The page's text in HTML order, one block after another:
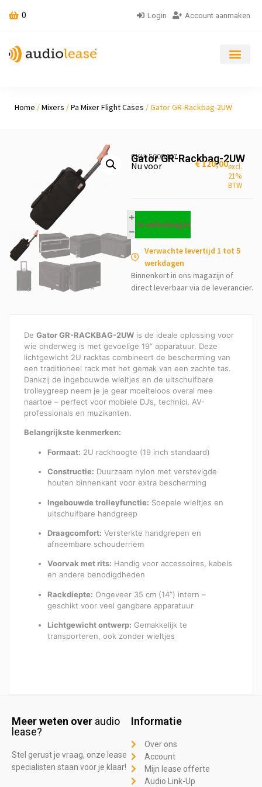
0 Login Account aanmaken
Home /Mixers /Pa Mixer Flight Cases / Gator GR-Rackbag-2UW
Gator GR-Rackbag-2UW
SKU: 5009447
Nu voor €120,00excl.
21%
BTW
In winkelwagen
Verwachte levertijd 1 tot 5
werkdagen
Binnenkort in ons magazijn of
direct leverbaar via de leverancier.
De Gator GR-RACKBAG-2UW is de ideale oplossing voor
wie onderweg is met gevoelige 19” apparatuur. Deze
lichtgewicht 2U racktas combineert de bescherming van
een traditioneel rack met het gemak van een zachte tas.
Dankzij de ingebouwde wieltjes en de uitschuifbare
trolleygreep neem je je gear moeiteloos overal mee
naartoe – perfect voor mobiele DJ’s, technici, AV-
professionals en muzikanten.
Belangrijkste kenmerken:
Formaat: 2U rackhoogte (19 inch standaard)
Constructie: Duurzaam nylon met verstevigde
houten binnenkant voor extra bescherming
Ingebouwde trolleyfunctie: Soepele wieltjes en
uitschuifbare handgreep
Draagcomfort: Versterkte handgrepen en
afneembare schouderriem
Voorvak met rits: Handig voor accessoires, kabels
en andere benodigdheden
Rackdiepte: Ongeveer 35 cm (14”) intern –
geschikt voor veel gangbare apparatuur
Lichtgewicht ontwerp: Gemakkelijk te
transporteren, ook zonder wieltjes
Meer weten over audio
lease?
Stel gerust je vraag, onze lease
specialisten staan voor je klaar!
Informatie
Over ons
Account
Mijn lease offerte
Audio Link-Up